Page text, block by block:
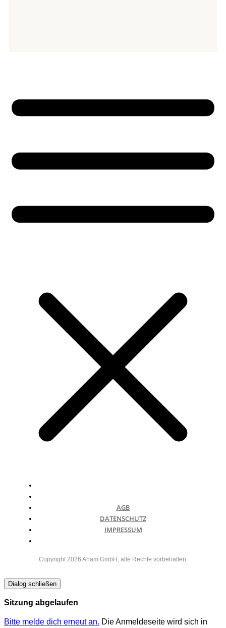
AGB
DATENSCHUTZ
IMPRESSUM
Copyright2026 Aham GmbH , alle Rechte vorbehalten.
Dialog schließen
Sitzung abgelaufen
Bitte melde dich erneut an. Die Anmeldeseite wird sich in